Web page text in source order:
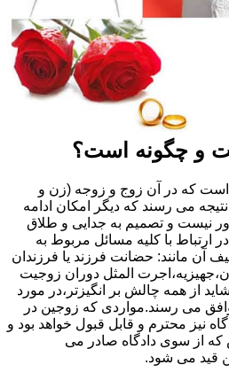
و چگونه است؟
است که در آن زوج و زوجه (زن و
می رسند که دیگر امکان ادامه
نیست و تصمیم به جدایی و طلاق
ارتباط با کلیه مسائل مربوط به
آن مانند: حضانت فرزند یا فرزندان
المثل دوران زوجیت
از همه چالش بر انگیزتر،در مورد
می رسند.مواردی که زوجین در
نیز محترم و قابل قبول خواهد بود و
از سوی دادگاه صادر می
قید می شود.